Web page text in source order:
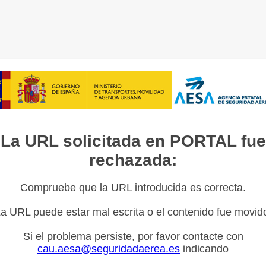
La URL solicitada en PORTAL fue
rechazada:
Compruebe que la URL introducida es correcta.
URL puede estar mal escrita o el contenido fue
Si el problema persiste, por favor contacte con
cau.aesa@seguridadaerea.es indicando